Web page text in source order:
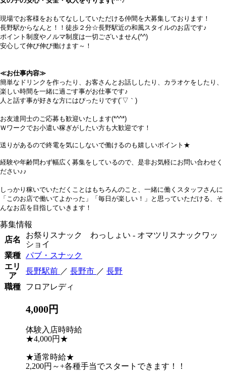
現場でお客様をおもてなししていただける仲間を大募集しております！
長野駅からなんと！！徒歩２分☆長野駅近の和風スタイルのお店です♪
ポイント制度やノルマ制度は一切ございません(^^)
安心して伸び伸び働けます～！
≪お仕事内容≫
簡単なドリンクを作ったり、お客さんとお話ししたり、カラオケをしたり、
楽しい時間を一緒に過ごす事がお仕事です♪
人と話す事が好きな方にはぴったりです(´▽｀)
お友達同士のご応募も歓迎いたします(*^^*)
Ｗワークでお小遣い稼ぎがしたい方も大歓迎です！
送りがあるので終電を気にしないで働けるのも嬉しいポイント★
経験や年齢問わず幅広く募集をしているので、是非お気軽にお問い合わせく
ださい♪♪
しっかり稼いでいただくことはもちろんのこと、一緒に働くスタッフさんに
「このお店で働いてよかった」「毎日が楽しい！」と思っていただける、そ
んなお店を目指していきます！
募集情報
店名
お祭りスナック わっしょい - オマツリスナックワッ
ショイ
業種 パブ・スナック
エリ
ア
長野駅前 ／ 長野市 ／ 長野
職種
フロアレディ
4,000円
体験入店時時給
★4,000円★
★通常時給★
2,200円～+各種手当でスタートできます！！